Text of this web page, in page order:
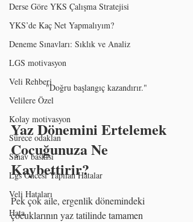
Derse Göre YKS Çalışma Stratejisi
YKS’de Kaç Net Yapmalıyım?
Deneme Sınavları: Sıklık ve Analiz
LGS motivasyon
Veli Rehberi
Velilere Özel
Kolay motivasyon
Sürece odaklan
Sınav baskısı
Lgs Öncesi Yapılan Hatalar
Veli Hataları
Hata
"Doğru başlangıç kazandırır."
Yaz Dönemini Ertelemek
Çocuğunuza Ne
Kaybettirir?
Pek çok aile, ergenlik dönemindeki
çocuklarının yaz tatilinde tamamen